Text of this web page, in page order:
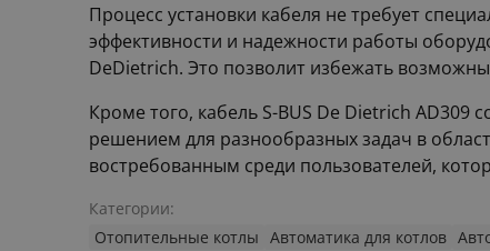
Процесс установки кабеля не требует
эффективности и надежности работы
DeDietrich. Это позволит избежать
Кроме того, кабель S-BUS De Dietrich
решением для разнообразных задач в
востребованным среди пользователей,
Категории:
Отопительные котлы Автоматика для котлов